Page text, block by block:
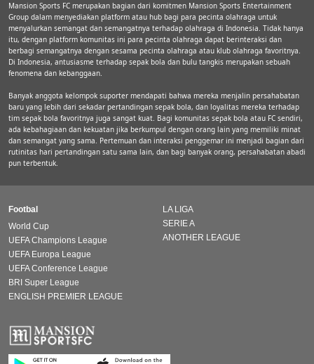
Mansion Sports FC merupakan bagian dari komitmen Mansion Sports Entertainment
Group dalam menyediakan platform atau hub bagi para pecinta olahraga untuk
menyalurkan semangat dan semangatnya terhadap olahraga di Indonesia. Tidak hanya
itu, dengan platform komunitas ini para pecinta olahraga dapat berinteraksi dan
berbagi semangatnya dengan sesama pecinta olahraga atau klub olahraga favoritnya.
Di Indonesia, antusiasme terhadap sepak bola dan bulu tangkis merupakan sebuah
fenomena dan kebanggaan.
Banyak anggota kelompok suporter mendapati bahwa mereka menjalin persahabatan
baru yang lebih dari sekadar pertandingan sepak bola, dan loyalitas mereka terhadap
tim sepak bola favoritnya juga sangat kuat. Bagi komunitas sepak bola atau FC sendiri,
ada kebahagiaan dan kekuatan jika berkumpul dengan orang lain yang memiliki minat
dan semangat yang sama. Pertemuan dan interaksi penggemar ini menjadi bagian dari
rutinitas hari pertandingan satu sama lain, dan bagi banyak orang, persahabatan abadi
pun terbentuk.
Footbal
World Cup
UEFA Champions League
UEFA Europa League
UEFA Conference League
BRI Super League
ENGLISH PREMIER LEAGUE
LA LIGA
SERIE A
ANOTHER LEAGUE